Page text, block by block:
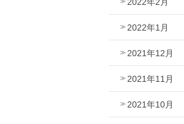
2022年1月
2021年12月
2021年11月
2021年10月